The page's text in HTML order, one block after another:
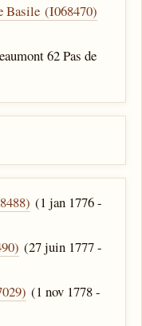
Basile (I068470)
62 Pas de
(1 jan 1776 -
(27 juin 1777 -
(1 nov 1778 -